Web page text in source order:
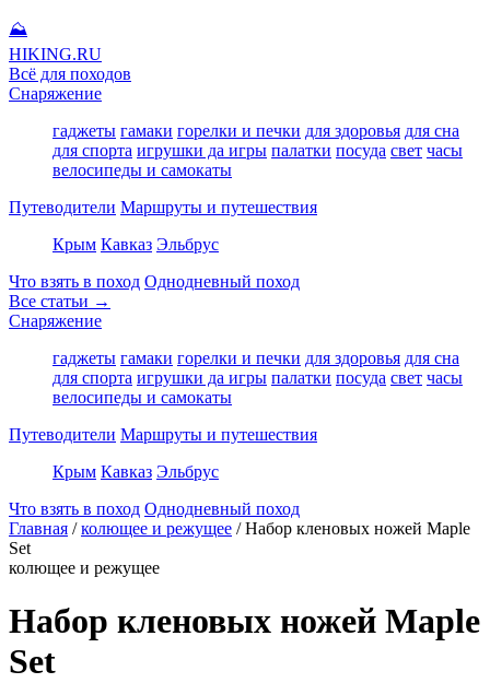
⛰
HIKING.RU
Всё для походов
Снаряжение
гаджеты гамаки горелки и печки для здоровья для сна
для спорта игрушки да игры палатки посуда свет часы
велосипеды и самокаты
Путеводители Маршруты и путешествия
Крым Кавказ Эльбрус
Что взять в поход Однодневный поход
Все статьи →
Снаряжение
гаджеты гамаки горелки и печки для здоровья для сна
для спорта игрушки да игры палатки посуда свет часы
велосипеды и самокаты
Путеводители Маршруты и путешествия
Крым Кавказ Эльбрус
Что взять в поход Однодневный поход
Главная / колющее и режущее / Набор кленовых ножей Maple
Set
колющее и режущее
Набор кленовых ножей Maple
Set